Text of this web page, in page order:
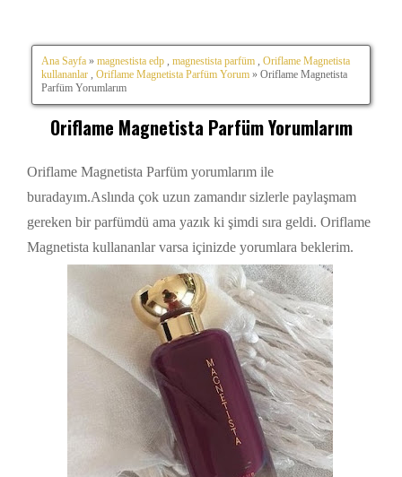
Ana Sayfa » magnestista edp magnestista parfüm
Oriflame Magnetista
kullananlar
Oriflame Magnetista Parfüm Yorum » Oriflame Magnetista
Parfüm Yorumlarım
Oriflame Magnetista Parfüm Yorumlarım
Oriflame Magnetista Parfüm yorumlarım ile
buradayım.Aslında çok uzun zamandır sizlerle paylaşmam
gereken bir parfümdü ama yazık ki şimdi sıra geldi. Oriflame
Magnetista kullananlar varsa içinizde yorumlara beklerim.